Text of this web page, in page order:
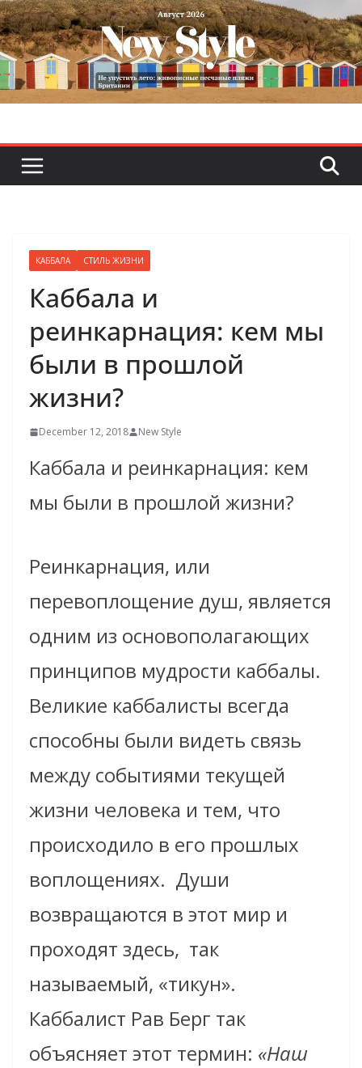
Skip
to
content
КАББАЛА СТИЛЬ ЖИЗНИ
Каббала и
реинкарнация: кем мы
были в прошлой
жизни?
December 12, 2018 New Style
Каббала и реинкарнация: кем
мы были в прошлой жизни?
Реинкарнация, или
перевоплощение душ, является
одним из основополагающих
принципов мудрости каббалы.
Великие каббалисты всегда
способны были видеть связь
между событиями текущей
жизни человека и тем, что
происходило в его прошлых
воплощениях. Души
возвращаются в этот мир и
проходят здесь, так
называемый, «тикун».
Каббалист Рав Берг так
объясняет этот термин: «Наш